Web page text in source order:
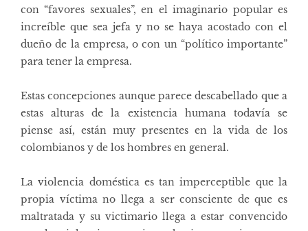
con “favores sexuales”, en el imaginario popular es
increíble que sea jefa y no se haya acostado con el
dueño de la empresa, o con un “político importante”
para tener la empresa.
Estas concepciones aunque parece descabellado que a
estas alturas de la existencia humana todavía se
piense así, están muy presentes en la vida de los
colombianos y de los hombres en general.
La violencia doméstica es tan imperceptible que la
propia víctima no llega a ser consciente de que es
maltratada y su victimario llega a estar convencido